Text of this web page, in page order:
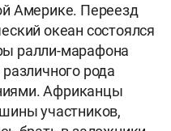
Америке. Переезд
океан состоялся
ралли-марафона
рода
Африканцы
участников,